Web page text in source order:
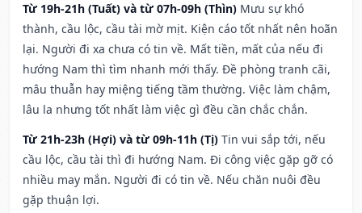
Từ 19h-21h (Tuất) và từ 07h-09h (Thìn) Mưu sự khó
thành, cầu lộc, cầu tài mờ mịt. Kiện cáo tốt nhất nên hoãn
lại. Người đi xa chưa có tin về. Mất tiền, mất của nếu đi
hướng Nam thì tìm nhanh mới thấy. Đề phòng tranh cãi,
mâu thuẫn hay miệng tiếng tầm thường. Việc làm chậm,
lâu la nhưng tốt nhất làm việc gì đều cần chắc chắn.
Từ 21h-23h (Hợi) và từ 09h-11h (Tị) Tin vui sắp tới, nếu
cầu lộc, cầu tài thì đi hướng Nam. Đi công việc gặp gỡ có
nhiều may mắn. Người đi có tin về. Nếu chăn nuôi đều
gặp thuận lợi.